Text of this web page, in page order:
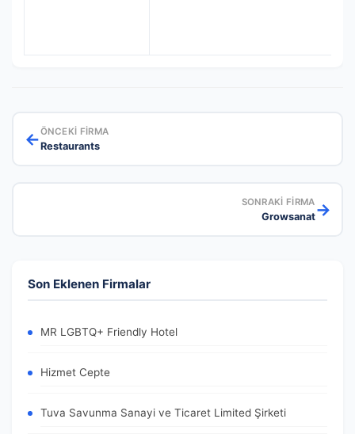
←ÖNCEKI FIRMA
Restaurants
SONRAKI FIRMA
Growsanat→
Son Eklenen Firmalar
MR LGBTQ+ Friendly Hotel
Hizmet Cepte
Tuva Savunma Sanayi ve Ticaret Limited Şirketi